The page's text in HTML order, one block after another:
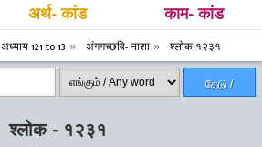
अर्थ- कांड काम- कांड
अध्याय 121 to 13 अंगगच्छवि- नाशा श्लोक १२३१
தேடு /
श्लोक - १२३१